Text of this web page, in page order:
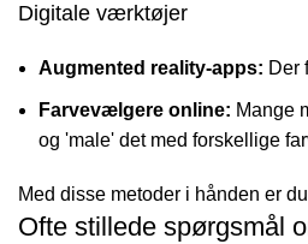
Digitale værktøjer
Augmented reality-apps: Der
Farvevælgere online: Mange
og 'male' det med forskellige
Med disse metoder i hånden er
Ofte stillede spørgsmål